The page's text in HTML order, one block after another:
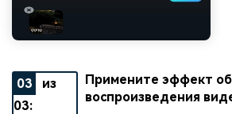
03
из
03:
Примените эффект
воспроизведения